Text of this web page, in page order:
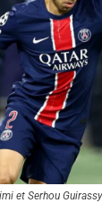
et Serhou